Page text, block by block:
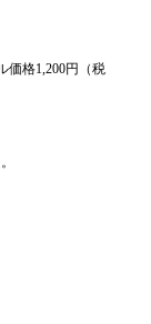
価格1,200円（税